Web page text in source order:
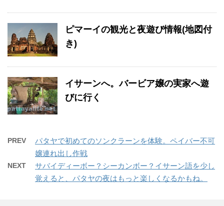
ピマーイの観光と夜遊び情報(地図付
き)
イサーンへ。バービア嬢の実家へ遊
びに行く
PREV
パタヤで初めてのソンクラーンを体験。ペイバー不可
嬢連れ出し作戦
NEXT
サバイディーボー？シーカンボー？イサーン語を少し
覚えると、パタヤの夜はもっと楽しくなるかもね。